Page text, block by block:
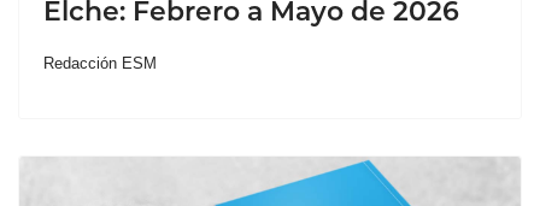
Elche: Febrero a Mayo de 2026
Redacción ESM